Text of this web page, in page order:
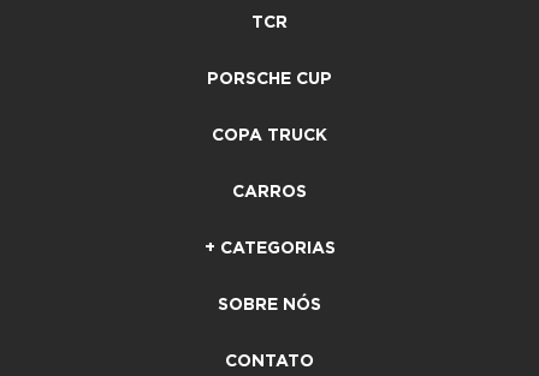
TCR
PORSCHE CUP
COPA TRUCK
CARROS
+ CATEGORIAS
SOBRE NÓS
CONTATO